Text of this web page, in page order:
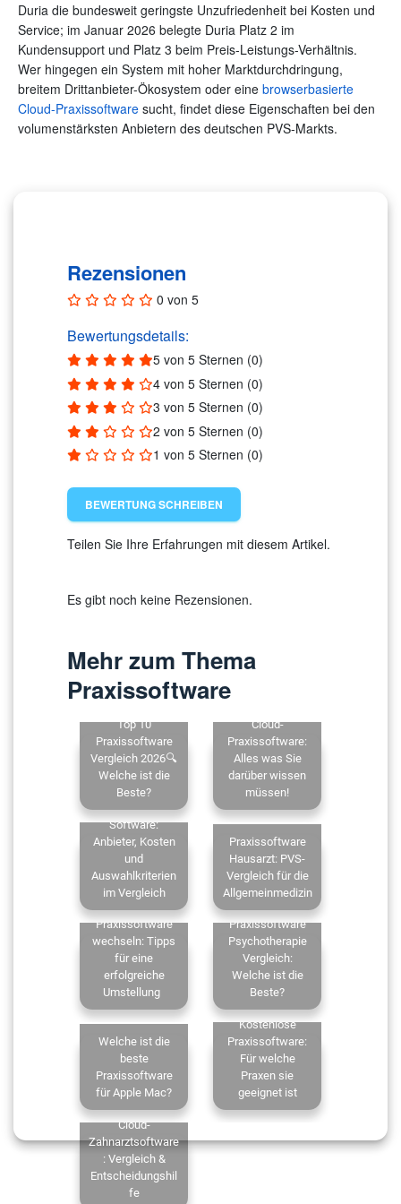
Duria die bundesweit geringste Unzufriedenheit bei Kosten und
Service; im Januar 2026 belegte Duria Platz 2 im
Kundensupport und Platz 3 beim Preis-Leistungs-Verhältnis.
Wer hingegen ein System mit hoher Marktdurchdringung,
breitem Drittanbieter-Ökosystem oder eine browserbasierte
Cloud-Praxissoftware sucht, findet diese Eigenschaften bei den
volumenstärksten Anbietern des deutschen PVS-Markts.
Rezensionen
0 von 5
Bewertungsdetails:
5 von 5 Sternen (0)
4 von 5 Sternen (0)
3 von 5 Sternen (0)
2 von 5 Sternen (0)
1 von 5 Sternen (0)
BEWERTUNG SCHREIBEN
Teilen Sie Ihre Erfahrungen mit diesem Artikel.
Es gibt noch keine Rezensionen.
Mehr zum Thema
Praxissoftware
Top 10
Praxissoftware
Vergleich 2026🔍
Welche ist die
Beste?
Cloud-
Praxissoftware:
Alles was Sie
darüber wissen
müssen!
Zahnarzt
Software:
Anbieter, Kosten
und
Auswahlkriterien
im Vergleich
Praxissoftware
Hausarzt: PVS-
Vergleich für die
Allgemeinmedizin
Praxissoftware
wechseln: Tipps
für eine
erfolgreiche
Umstellung
Praxissoftware
Psychotherapie
Vergleich:
Welche ist die
Beste?
Welche ist die
beste
Praxissoftware
für Apple Mac?
Kostenlose
Praxissoftware:
Für welche
Praxen sie
geeignet ist
Cloud-
Zahnarztsoftware
: Vergleich &
Entscheidungshil
fe